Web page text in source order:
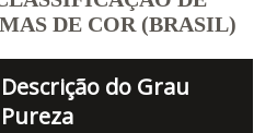
DE COR (BRASIL)
Descrição do Grau
Pureza